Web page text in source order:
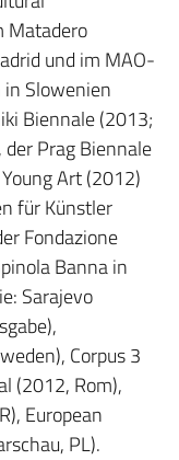
Matadero
und im MAO-
Slowenien
Biennale (2013;
Prag Biennale
Art (2012)
für Künstler
Fondazione
Banna in
Sarajevo
Corpus 3
(2012, Rom),
European
PL).